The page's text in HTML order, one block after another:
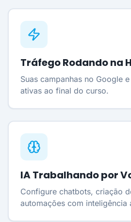
Tráfego Rodando na
Suas campanhas no Google
ativas ao final do curso.
IA Trabalhando por
Configure chatbots, criação
automações com inteligência